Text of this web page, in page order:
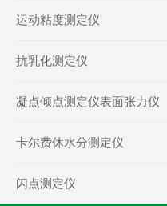
运动粘度测定仪
抗乳化测定仪
凝点倾点测定仪表面张力仪
卡尔费休水分测定仪
闪点测定仪